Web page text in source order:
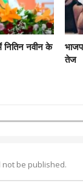
नितिन नवीन के
तेज
be published.